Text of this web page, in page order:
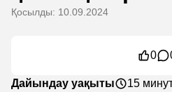
Қосылды: 10.09.2024
0
Дайындау уақыты 15